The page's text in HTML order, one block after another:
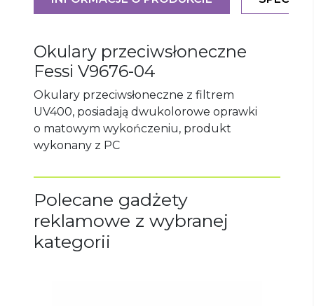
Okulary przeciwsłoneczne
Fessi V9676-04
Okulary przeciwsłoneczne z filtrem
UV400, posiadają dwukolorowe oprawki
o matowym wykończeniu, produkt
wykonany z PC
Polecane gadżety
reklamowe z wybranej
kategorii